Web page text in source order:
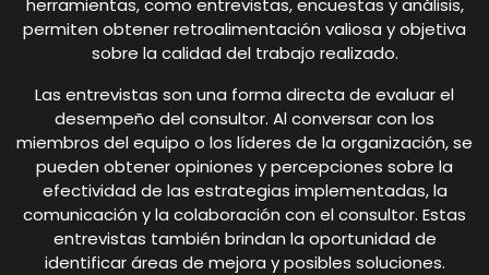
permiten obtener retroalimentación valiosa y objetiva
sobre la calidad del trabajo realizado.
Las entrevistas son una forma directa de evaluar el
desempeño del consultor. Al conversar con los
miembros del equipo o los líderes de la organización, se
pueden obtener opiniones y percepciones sobre la
efectividad de las estrategias implementadas, la
comunicación y la colaboración con el consultor. Estas
entrevistas también brindan la oportunidad de
identificar áreas de mejora y posibles soluciones.